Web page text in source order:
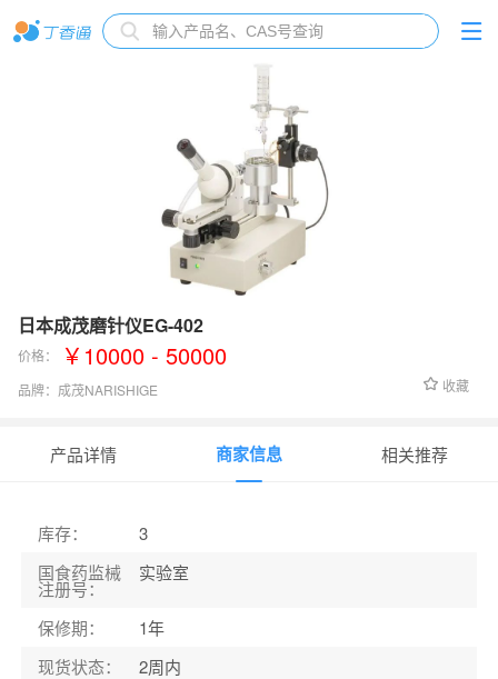
日本成茂磨针仪EG-402
价格： ￥10000 - 50000
品牌： 成茂NARISHIGE 收藏
产品详情 商家信息 相关推荐
库存：
3
国食药监械
注册号：
实验室
保修期：
1年
现货状态：
2周内